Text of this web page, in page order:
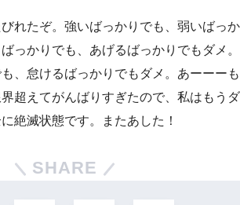
れたぞ。強いばっかりでも、弱いばっか
っかりでも、あげるばっかりでもダメ。
、怠けるばっかりでもダメ。あーーーも
超えてがんばりすぎたので、私はもうダ
絶滅状態です。またあした！
SHARE